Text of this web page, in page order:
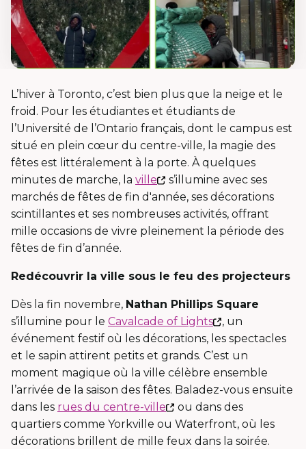
L’hiver à Toronto, c’est bien plus que la neige et le
froid. Pour les étudiantes et étudiants de
l’Université de l’Ontario français, dont le campus est
situé en plein cœur du centre-ville, la magie des
fêtes est littéralement à la porte. À quelques
minutes de marche, la ville
Ce
lien
s'ouvrira
dans
fenêtre
s’illumine avec ses
marchés de fêtes de fin d'année, ses décorations
scintillantes et ses nombreuses activités, offrant
mille occasions de vivre pleinement la période des
fêtes de fin d’année.
Redécouvrir la ville sous le feu des projecteurs
Dès la fin novembre, Nathan Phillips Square
s’illumine pour le Cavalcade of Lights
Ce
lien
s'ouvrira
dans
une
nouvelle
fenêtre
, un
événement festif où les décorations, les spectacles
et le sapin attirent petits et grands. C’est un
moment magique où la ville célèbre ensemble
l’arrivée de la saison des fêtes. Baladez-vous ensuite
dans les rues du centre-ville
Ce
lien
s'ouvrira
ou dans des
quartiers comme Yorkville ou Waterfront, où les
décorations brillent de mille feux dans la soirée.